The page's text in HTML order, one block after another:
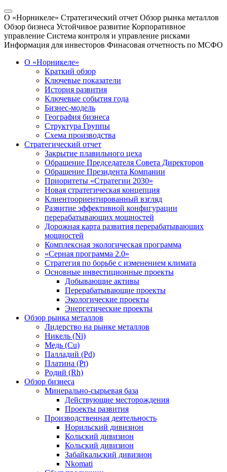
О «Норникеле» Стратегический отчет Обзор рынка металлов
Обзор бизнеса Устойчивое развитие Корпоративное
управление Система контроля и управление рисками
Информация для инвесторов Финасовая отчетность по МСФО
О «Норникеле»
Краткий обзор
Ключевые показатели
История развития
Ключевые события года
Бизнес-модель
География бизнеса
Структура Группы
Схема производства
Стратегический отчет
Закрытие плавильного цеха
Обращение Председателя Совета Директоров
Обращение Президента Компании
Приоритеты «Стратегии 2030»
Новая стратегическая концепция
Клиентоориентированный взгляд
Развитие эффективной конфигурации
перерабатывающих мощностей
Дорожная карта развития перерабатывающих
мощностей
Комплексная экологическая программа
«Серная программа 2.0»
Стратегия по борьбе с изменением климата
Основные инвестиционные проекты
Добывающие активы
Перерабатывающие проекты
Экологические проекты
Энергетические проекты
Обзор рынка металлов
Лидерство на рынке металлов
Никель (Ni)
Медь (Cu)
Палладий (Pd)
Платина (Pt)
Родий (Rh)
Обзор бизнеса
Минерально-сырьевая база
Действующие месторождения
Проекты развития
Производственная деятельность
Норильский дивизион
Кольский дивизион
Кольский дивизион
Забайкальский дивизион
Nkomati